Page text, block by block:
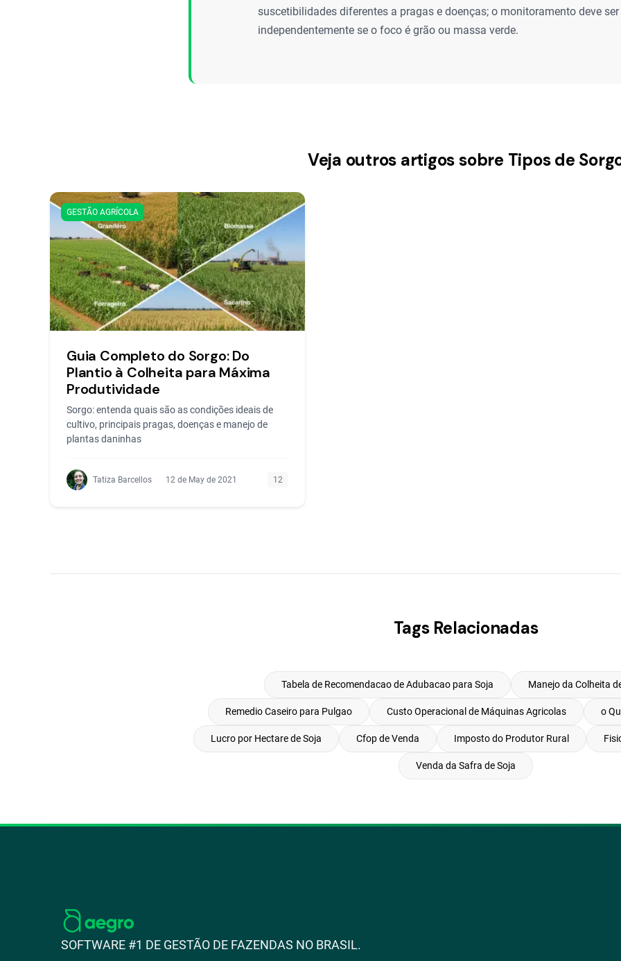
suscetibilidades diferentes a pragas e doenças; o monitoramento deve
independentemente se o foco é grão ou massa verde.
Veja outros artigos sobre Tipos de
GESTÃO AGRÍCOLA
Guia Completo do Sorgo: Do
Plantio à Colheita para Máxima
Produtividade
Sorgo: entenda quais são as condições ideais de
cultivo, principais pragas, doenças e manejo de
plantas daninhas
Tatiza Barcellos 12 de May de 2021 12
Tags Relacionadas
Tabela de Recomendacao de Adubacao para Soja Manejo da Colheita
Remedio Caseiro para Pulgao Custo Operacional de Máquinas Agricolas o
Lucro por Hectare de Soja Cfop de Venda Imposto do Produtor Rural
Venda da Safra de Soja
SOFTWARE #1 DE GESTÃO DE FAZENDAS NO BRASIL.